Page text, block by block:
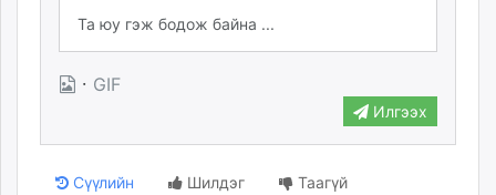
· GIF
Илгээх
Сүүлийн Шилдэг Таагүй